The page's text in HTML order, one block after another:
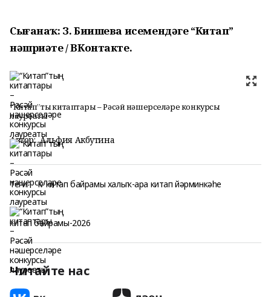
Сығанаҡ: З. Биишева исемендәге “Китап”
нәшриәте / ВКонтакте.
“Китап”тың китаптары – Рәсәй нәшерселәре конкурсы
лауреаты
Автор: Альфия Акбутина
Теги: iv китап байрамы халыҡ-ара китап йәрминкәһе
китап байрамы-2026
Читайте нас